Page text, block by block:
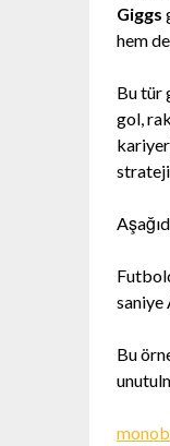
Giggs
hem
Bu tür
gol,
saniye
Bu